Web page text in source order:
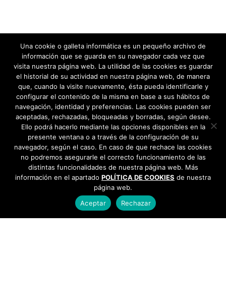
Una cookie o galleta informática es un pequeño archivo de
información que se guarda en su navegador cada vez que
visita nuestra página web. La utilidad de las cookies es guardar
el historial de su actividad en nuestra página web, de manera
que, cuando la visite nuevamente, ésta pueda identificarle y
configurar el contenido de la misma en base a sus hábitos de
navegación, identidad y preferencias. Las cookies pueden ser
aceptadas, rechazadas, bloqueadas y borradas, según desee.
Ello podrá hacerlo mediante las opciones disponibles en la
presente ventana o a través de la configuración de su
navegador, según el caso. En caso de que rechace las cookies
no podremos asegurarle el correcto funcionamiento de las
distintas funcionalidades de nuestra página web. Más
información en el apartado POLÍTICA DE COOKIES de nuestra
página web.
Aceptar
Rechazar